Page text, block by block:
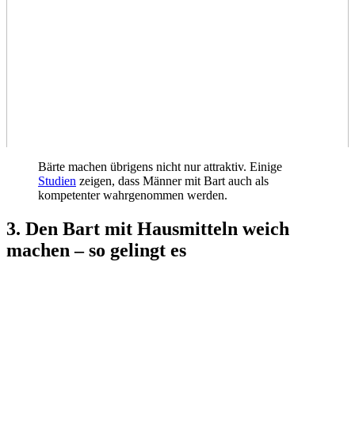
Bärte machen übrigens nicht nur attraktiv. Einige
Studien zeigen, dass Männer mit Bart auch als
kompetenter wahrgenommen werden.
3. Den Bart mit Hausmitteln weich
machen – so gelingt es